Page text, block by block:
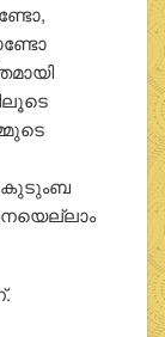
കുടുംബ